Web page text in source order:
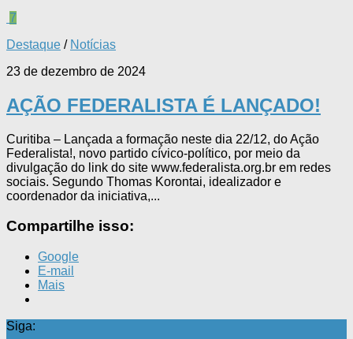
7
Destaque / Notícias
23 de dezembro de 2024
AÇÃO FEDERALISTA É LANÇADO!
Curitiba – Lançada a formação neste dia 22/12, do Ação
Federalista!, novo partido cívico-político, por meio da
divulgação do link do site www.federalista.org.br em redes
sociais. Segundo Thomas Korontai, idealizador e
coordenador da iniciativa,...
Compartilhe isso:
Google
E-mail
Mais
Siga: